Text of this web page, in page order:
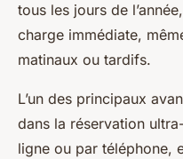
tous les jours de
charge immédiate,
matinaux ou tardifs.
L’un des principaux
dans la réservation
ligne ou par téléphone,